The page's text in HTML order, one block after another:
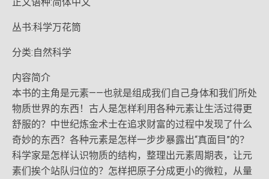
丛书:科学万花筒
分类:自然科学
内容简介
本书的主角是元素——也就是组成我们自己身体和我们所处
物质世界的东西！古人是怎样利用各种元素让生活过得更
舒服的？中世纪炼金术士在追求财富的过程中发现了什么
奇妙的东西？各种元素是怎样一步步暴露出“真面目”的？
科学家是怎样认识物质的结构，整理出元素周期表，让元
素们挨个站队归位的？怎样把原子分成更小的微粒，从量